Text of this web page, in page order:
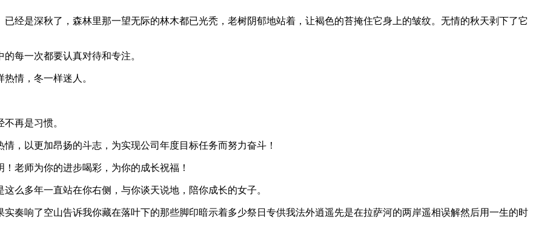
经是深秋了，森林里那一望无际的林木都已光秃，老树阴郁地站着，让褐色的苔掩住它身上的皱纹。无情的秋天剥下了它
每一次都要认真对待和专注。
情，冬一样迷人。
再是习惯。
，以更加昂扬的斗志，为实现公司年度目标任务而努力奋斗！
老师为你的进步喝彩，为你的成长祝福！
么多年一直站在你右侧，与你谈天说地，陪你成长的女子。
奏响了空山告诉我你藏在落叶下的那些脚印暗示着多少祭日专供我法外逍遥先是在拉萨河的两岸遥相误解然后用一生的时